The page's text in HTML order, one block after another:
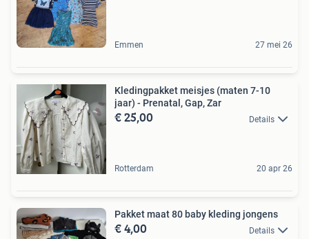
Emmen 27 mei 26
Kledingpakket meisjes (maten 7-10
jaar) - Prenatal, Gap, Zar
€ 25,00 Details
Rotterdam 20 apr 26
Pakket maat 80 baby kleding jongens
€ 4,00 Details